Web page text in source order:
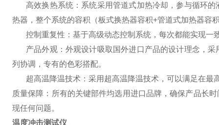
高效换热系统：系统采用管道式加热冷却，参与循环
热器，整个系统的容积（板式换热器容积+管道式加热器容
控制重复性：基于高级动态控制系统，每次都能实现一
产品外观：外观设计吸取国外进口产品的设计理念，采
列协调，专有的色彩搭配。
超高温降温技术：采用超高温降温技术，可以满足在最
质量保障：所有的关键部件均选用进口品牌，确保产品长
现任何问题。
温度冲击测试仪